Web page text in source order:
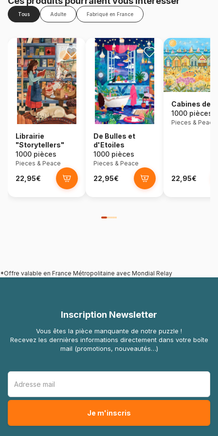
Tous Adulte Fabriqué en France
Librairie
"Storytellers"
1000 pièces
Pieces & Peace
22,95€
De Bulles et
d'Etoiles
1000 pièces
Pieces & Peace
22,95€
Cabines de
1000 pièces
Pieces & Peace
22,95€
*Offre valable en France Métropolitaine avec Mondial Relay
Inscription Newsletter
Vous êtes la pièce manquante de notre puzzle !
Recevez les dernières informations directement dans votre boîte
mail (promotions, nouveautés…)